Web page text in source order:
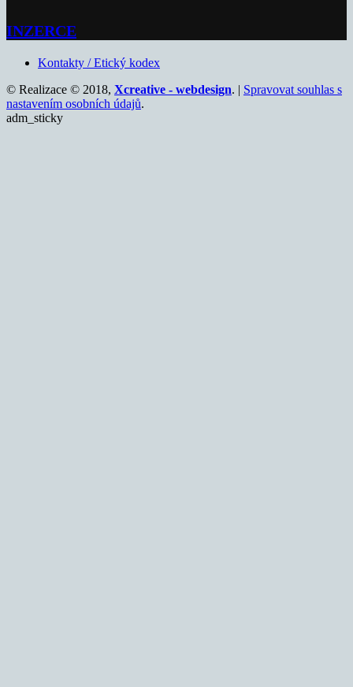
INZERCE
Kontakty / Etický kodex
© Realizace © 2018, Xcreative - webdesign. | Spravovat souhlas s
nastavením osobních údajů.
adm_sticky